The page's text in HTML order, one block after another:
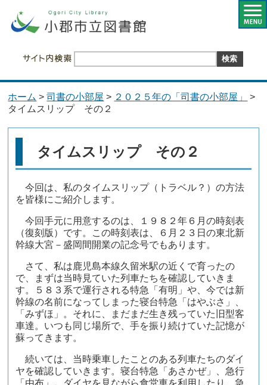
ホーム >司書の小部屋 > ２０２５年の「司書の小部屋」
>
タイムスリップ その２
タイムスリップ その２
今回は、私のタイムスリップ（トラベル？）の方法
を皆様にご紹介します。
今回手元に用意するのは、１９８２年６月の時刻表
（復刻版）です。この時刻表は、６月２３日の東北新
幹線大宮－盛岡間開業の記念号でもあります。
さて、私は鹿児島本線久留米駅の近くで育ったの
で、まずは当時見ていた列車たちを確認していきま
す。５８３系で運行される特急「有明」や、今では新
幹線の名前になってしまった寝台特急「はやぶさ」、
「みずほ」。それに、まだまだ生き残っていた旧型客
車達。いつも同じ場所で、手を振り続けていた記憶が
蘇ってきます。
続いては、当時乗車したことのある列車たちのダイ
ヤを確認していきます。寝台特急「あさかぜ」、急行
「由布」。ダイヤを見ながら食堂車を利用したり、急